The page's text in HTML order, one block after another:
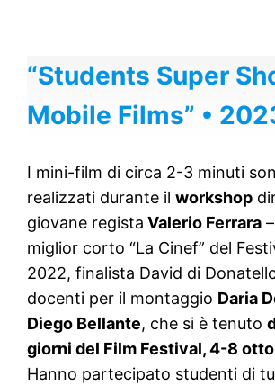
“Students Super
Mobile Films” •
I mini-film di circa 2-3 minuti
realizzati durante ilworkshop
giovane regista Valerio Ferrara
miglior corto “La Cinef” del
2022, finalista David di
docenti per il montaggio Daria
Diego Bellante, che si è tenuto
giorni del Film Festival, 4-8
Hanno partecipato studenti di